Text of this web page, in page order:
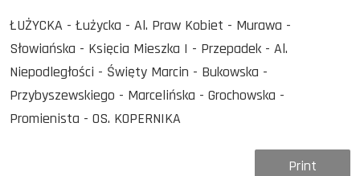
ŁUŻYCKA - Łużycka - Al. Praw Kobiet - Murawa -
Słowiańska - Księcia Mieszka I - Przepadek - Al.
Niepodległości - Święty Marcin - Bukowska -
Przybyszewskiego - Marcelińska - Grochowska -
Promienista - OS. KOPERNIKA
Print